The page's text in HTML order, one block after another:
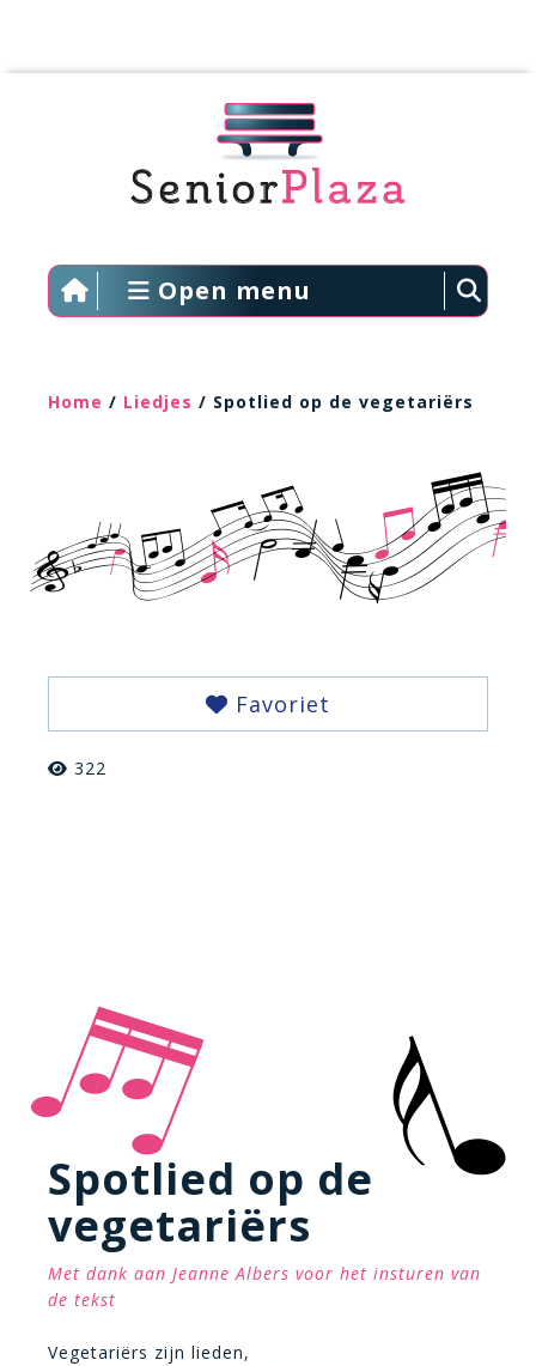
Open menu
Home / Liedjes / Spotlied op de vegetariërs
Favoriet
322
Spotlied op de
vegetariërs
Met dank aan Jeanne Albers voor het insturen van
de tekst
Vegetariërs zijn lieden,